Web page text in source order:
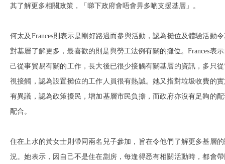
其了解更多相關政策，「睇下政府會唔會畀多啲支援基層」。
何太及Frances則表示是剛好路過而參與活動，認為攤位及體驗活動
對基層了解更多，最喜歡的則是與勞工法例有關的攤位。Frances表
己從事貿易有關的工作，長大後已很少接觸有關基層的資訊，多只
視接觸，認為設置攤位的工作人員很有熱誠。她又指對垃圾收費的
有異議，認為政策擾民，增加基層市民負擔，而政府亦沒有足夠的
配合。
住在上水的黃女士則帶同兩名兒子參加，旨在令他們了解更多基層
況。她表示，因自己不是住在劏房，每逢得悉有相關活動時，都會